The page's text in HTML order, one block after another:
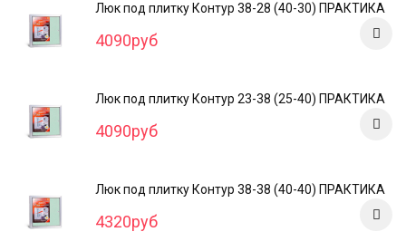
Люк под плитку Контур 38-28 (40-30) ПРАКТИКА
4090руб
Люк под плитку Контур 23-38 (25-40) ПРАКТИКА
4090руб
Люк под плитку Контур 38-38 (40-40) ПРАКТИКА
4320руб